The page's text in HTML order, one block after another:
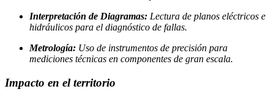
Interpretación de Diagramas: Lectura de planos eléctricos e
hidráulicos para el diagnóstico de fallas.
Metrología: Uso de instrumentos de precisión para
mediciones técnicas en componentes de gran escala.
Impacto en el territorio